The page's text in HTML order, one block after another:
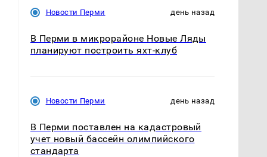
Новости Перми день назад
В Перми в микрорайоне Новые Ляды
планируют построить яхт-клуб
Новости Перми день назад
В Перми поставлен на кадастровый
учет новый бассейн олимпийского
стандарта